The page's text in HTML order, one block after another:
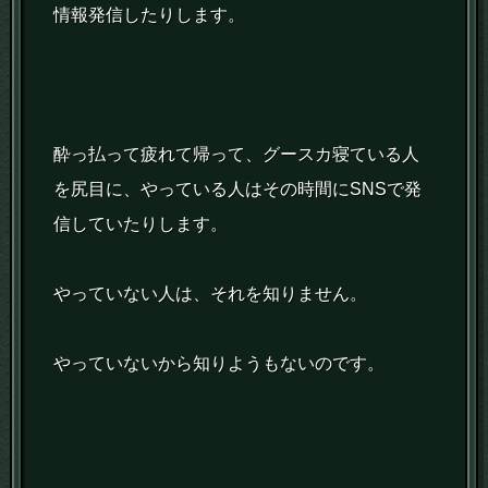
情報発信したりします。
酔っ払って疲れて帰って、グースカ寝ている人
を尻目に、やっている人はその時間にSNSで発
信していたりします。
やっていない人は、それを知りません。
やっていないから知りようもないのです。